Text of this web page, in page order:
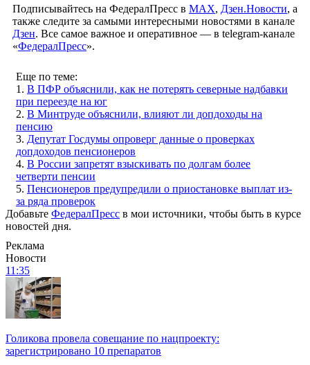
Подписывайтесь на ФедералПресс в МАХ, Дзен.Новости, а
также следите за самыми интересными новостями в канале
Дзен. Все самое важное и оперативное — в telegram-канале
«ФедералПресс».
Еще по теме:
1. В ПФР объяснили, как не потерять северные надбавки
при переезде на юг
2. В Минтруде объяснили, влияют ли допдоходы на
пенсию
3. Депутат Госдумы опроверг данные о проверках
допдоходов пенсионеров
4. В России запретят взыскивать по долгам более
четверти пенсии
5. Пенсионеров предупредили о приостановке выплат из-
за ряда проверок
Добавьте ФедералПресс в мои источники, чтобы быть в курсе
новостей дня.
Реклама
Новости
11:35
Голикова провела совещание по нацпроекту:
зарегистрировано 10 препаратов